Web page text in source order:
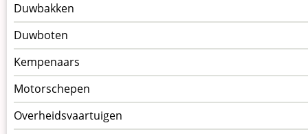
Duwbakken
Duwboten
Kempenaars
Motorschepen
Overheidsvaartuigen